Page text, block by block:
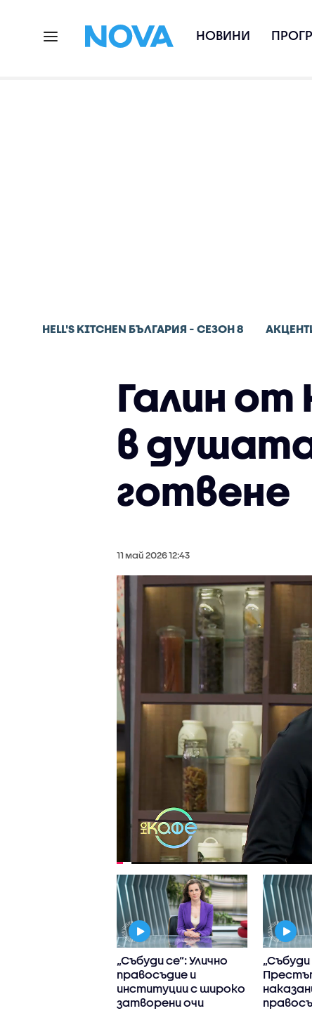
НОВИНИ
HELL'S KITCHEN БЪЛГАРИЯ - СЕЗОН 8
Галин от
в душата
готвене
11 май 2026 12:43
„Събуди се“: Улично
правосъдие и
институции с широко
затворени очи
„Събуди